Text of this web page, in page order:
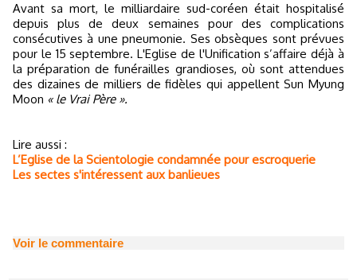
Avant sa mort, le milliardaire sud-coréen était hospitalisé
depuis plus de deux semaines pour des complications
consécutives à une pneumonie. Ses obsèques sont prévues
pour le 15 septembre. L'Eglise de l'Unification s’affaire déjà à
la préparation de funérailles grandioses, où sont attendues
des dizaines de milliers de fidèles qui appellent Sun Myung
Moon « le Vrai Père ».
Lire aussi :
L’Eglise de la Scientologie condamnée pour escroquerie
Les sectes s'intéressent aux banlieues
Voir le commentaire